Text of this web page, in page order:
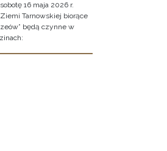
16 maja 2026 r.
Tarnowskiej biorące
będą czynne w